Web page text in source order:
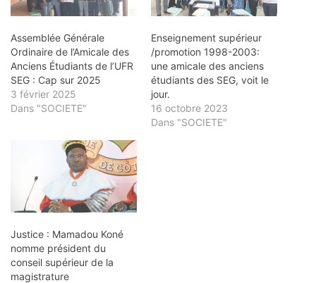
Assemblée Générale
Ordinaire de l’Amicale des
Anciens Étudiants de l’UFR
SEG : Cap sur 2025
3 février 2025
Dans "SOCIETE"
Enseignement supérieur
/promotion 1998-2003:
une amicale des anciens
étudiants des SEG, voit le
jour.
16 octobre 2023
Dans "SOCIETE"
Justice : Mamadou Koné
nomme président du
conseil supérieur de la
magistrature